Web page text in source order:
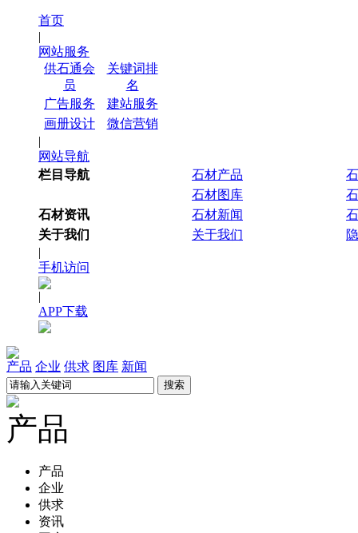
首页
|
网站服务
供石通会
员
关键词排
名
广告服务
建站服务
画册设计
微信营销
|
网站导航
栏目导航
石材产品
石材图库
石材资讯
石材新闻
关于我们
关于我们
|
手机访问
|
APP下载
产品 企业 供求 图库 新闻
产品
产品
企业
供求
资讯